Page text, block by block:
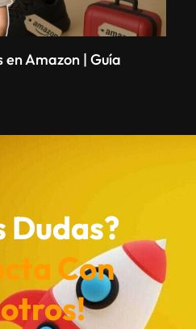
Amazon | Guía
Dudas?
Con